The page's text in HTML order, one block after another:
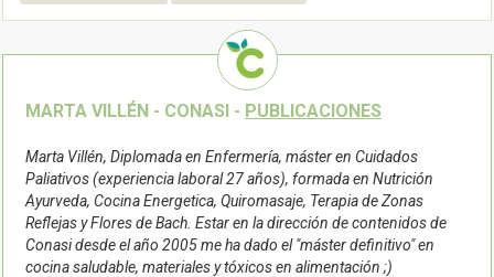
MARTA VILLÉN - CONASI - PUBLICACIONES
Marta Villén, Diplomada en Enfermería, máster en Cuidados
Paliativos (experiencia laboral 27 años), formada en Nutrición
Ayurveda, Cocina Energetica, Quiromasaje, Terapia de Zonas
Reflejas y Flores de Bach. Estar en la dirección de contenidos de
Conasi desde el año 2005 me ha dado el "máster definitivo" en
cocina saludable, materiales y tóxicos en alimentación ;)